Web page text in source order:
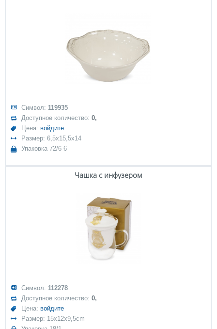
Символ: 119935
Доступное количество:0,
Цена: войдите
Размер: 6,5x15,5x14
Упаковка 72/6 6
Чашка с инфузером
Символ: 112278
Доступное количество:0,
Цена: войдите
Размер: 15x12x9,5cm